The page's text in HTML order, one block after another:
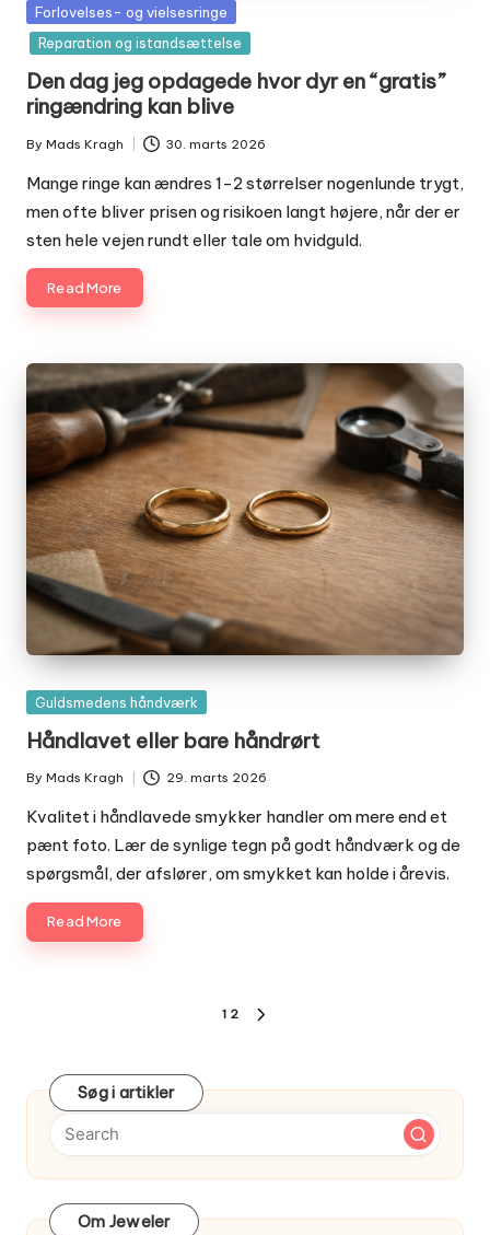
Posted
in
Forlovelses- og vielsesringe
Reparation og istandsættelse
Den dag jeg opdagede hvor dyr en “gratis”
ringændring kan blive
Posted
by
By Mads Kragh 30. marts 2026
Mange ringe kan ændres 1-2 størrelser nogenlunde trygt,
men ofte bliver prisen og risikoen langt højere, når der er
sten hele vejen rundt eller tale om hvidguld.
Read More
Posted
Guldsmedens håndværk
Håndlavet eller bare håndrørt
Posted
by
By Mads Kragh 29. marts 2026
Kvalitet i håndlavede smykker handler om mere end et
pænt foto. Lær de synlige tegn på godt håndværk og de
spørgsmål, der afslører, om smykket kan holde i årevis.
Read More
Indlægsinddeling
1 2
Søg i artikler
Om Jeweler